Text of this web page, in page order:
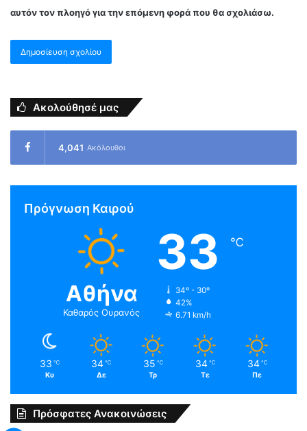
αυτόν τον πλοηγό για την επόμενη φορά που θα σχολιάσω.
Ακολούθησέ μας
4,041 Ακόλουθοι
Πρόγνωση Καιρού
Αθήνα
Καθαρός Ουρανός
33 ℃
34º - 30º
42%
6.71 km/h
33 ℃
Κυ
34 ℃
Δε
35 ℃
Τρ
34 ℃
Τε
34 ℃
Πε
Πρόσφατες Ανακοινώσεις